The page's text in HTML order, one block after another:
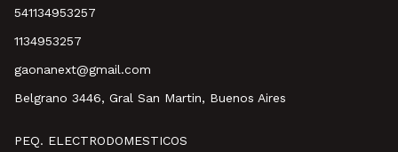
541134953257
1134953257
gaonanext@gmail.com
Belgrano 3446, Gral San Martin, Buenos Aires
PEQ. ELECTRODOMESTICOS